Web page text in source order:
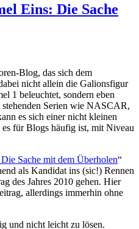
Eins: Die Sache
Blog, das sich dem
nicht allein die Galionsfigur
1 beleuchtet, sondern eben
Serien wie NASCAR,
es sich einer nicht kleinen
für Blogs häufig ist, mit Niveau
Sache mit dem Überholen“
als Kandidat ins (sic!) Rennen
des Jahres 2010 gehen. Hier
allerdings immerhin ohne
und nicht leicht zu lösen.